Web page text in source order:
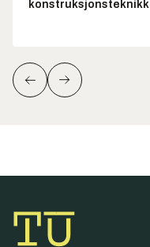
konstruksjonsteknikk